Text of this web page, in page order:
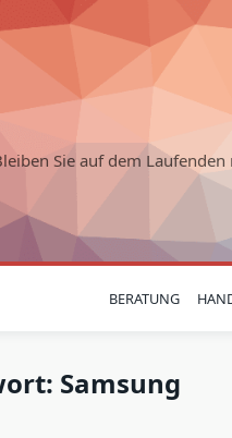
Sie auf dem
BERATUNG
Samsung